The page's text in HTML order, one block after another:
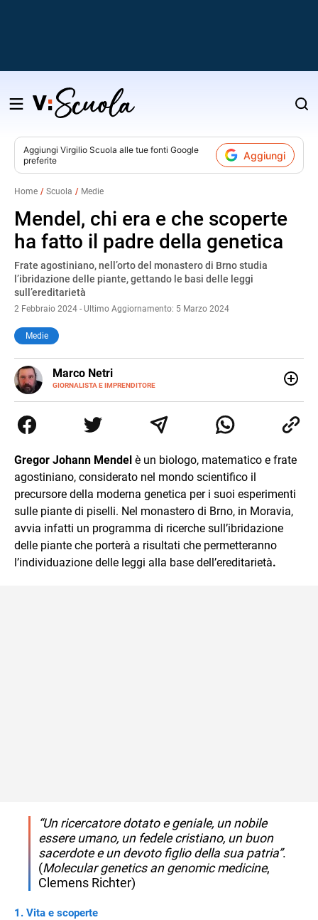
Salta
contenuto
Aggiungi Virgilio Scuola alle tue fonti Google
preferite
Aggiungi
Home Scuola Medie
Mendel, chi era e che scoperte
ha fatto il padre della genetica
Frate agostiniano, nell’orto del monastero di Brno studia
l’ibridazione delle piante, gettando le basi delle leggi
sull’ereditarietà
2 Febbraio 2024 - Ultimo Aggiornamento: 5 Marzo 2024
Medie
Marco Netri
GIORNALISTA E IMPRENDITORE
E-
MAIL
Giornalismo conseguiti alla Luiss, ho associato la
passione per la scrittura a quello per lo studio
imprenditore di me stesso.
Gregor Johann Mendel è un biologo, matematico e frate
agostiniano, considerato nel mondo scientifico il
precursore della moderna genetica per i suoi esperimenti
sulle piante di piselli. Nel monastero di Brno, in Moravia,
avvia infatti un programma di ricerche sull’ibridazione
delle piante che porterà a risultati che permetteranno
l’individuazione delle leggi alla base dell’ereditarietà.
“Un ricercatore dotato e geniale, un nobile
essere umano, un fedele cristiano, un buon
sacerdote e un devoto figlio della sua patria”.
(Molecular genetics an genomic medicine,
Clemens Richter)
Vita e scoperte